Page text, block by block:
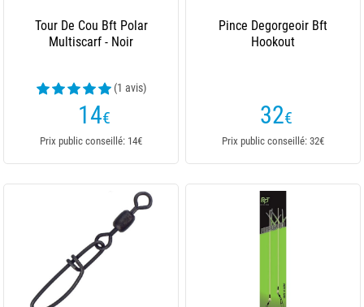
Tour De Cou Bft Polar
Multiscarf - Noir
(1 avis)
14€
Prix public conseillé: 14€
Pince Degorgeoir Bft
Hookout
32€
Prix public conseillé: 32€